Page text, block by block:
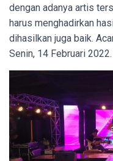
dengan adanya artis
harus menghadirkan
dihasilkan juga baik.
Senin, 14 Februari 2022.